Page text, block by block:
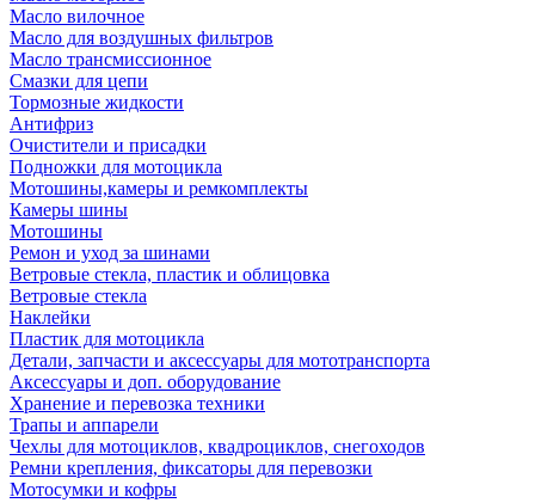
Масло вилочное
Масло для воздушных фильтров
Масло трансмиссионное
Смазки для цепи
Тормозные жидкости
Антифриз
Очистители и присадки
Подножки для мотоцикла
Мотошины,камеры и ремкомплекты
Камеры шины
Мотошины
Ремон и уход за шинами
Ветровые стекла, пластик и облицовка
Ветровые стекла
Наклейки
Пластик для мотоцикла
Детали, запчасти и аксессуары для мототранспорта
Аксессуары и доп. оборудование
Хранение и перевозка техники
Трапы и аппарели
Чехлы для мотоциклов, квадроциклов, снегоходов
Ремни крепления, фиксаторы для перевозки
Мотосумки и кофры